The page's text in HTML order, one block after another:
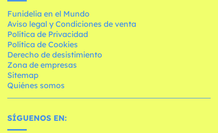
Funidelia en el Mundo
Aviso legal y Condiciones de venta
Política de Privacidad
Política de Cookies
Derecho de desistimiento
Zona de empresas
Sitemap
Quiénes somos
SÍGUENOS EN: